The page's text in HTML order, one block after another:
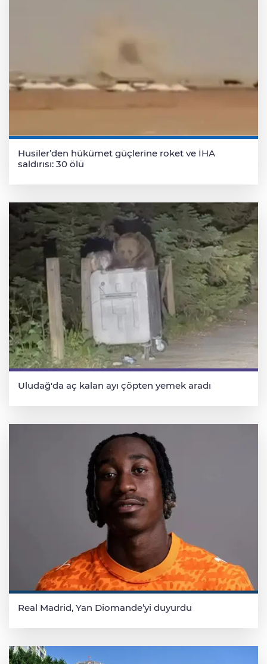
Husiler’den hükümet güçlerine roket ve İHA
saldırısı: 30 ölü
Uludağ'da aç kalan ayı çöpten yemek aradı
Real Madrid, Yan Diomande’yi duyurdu